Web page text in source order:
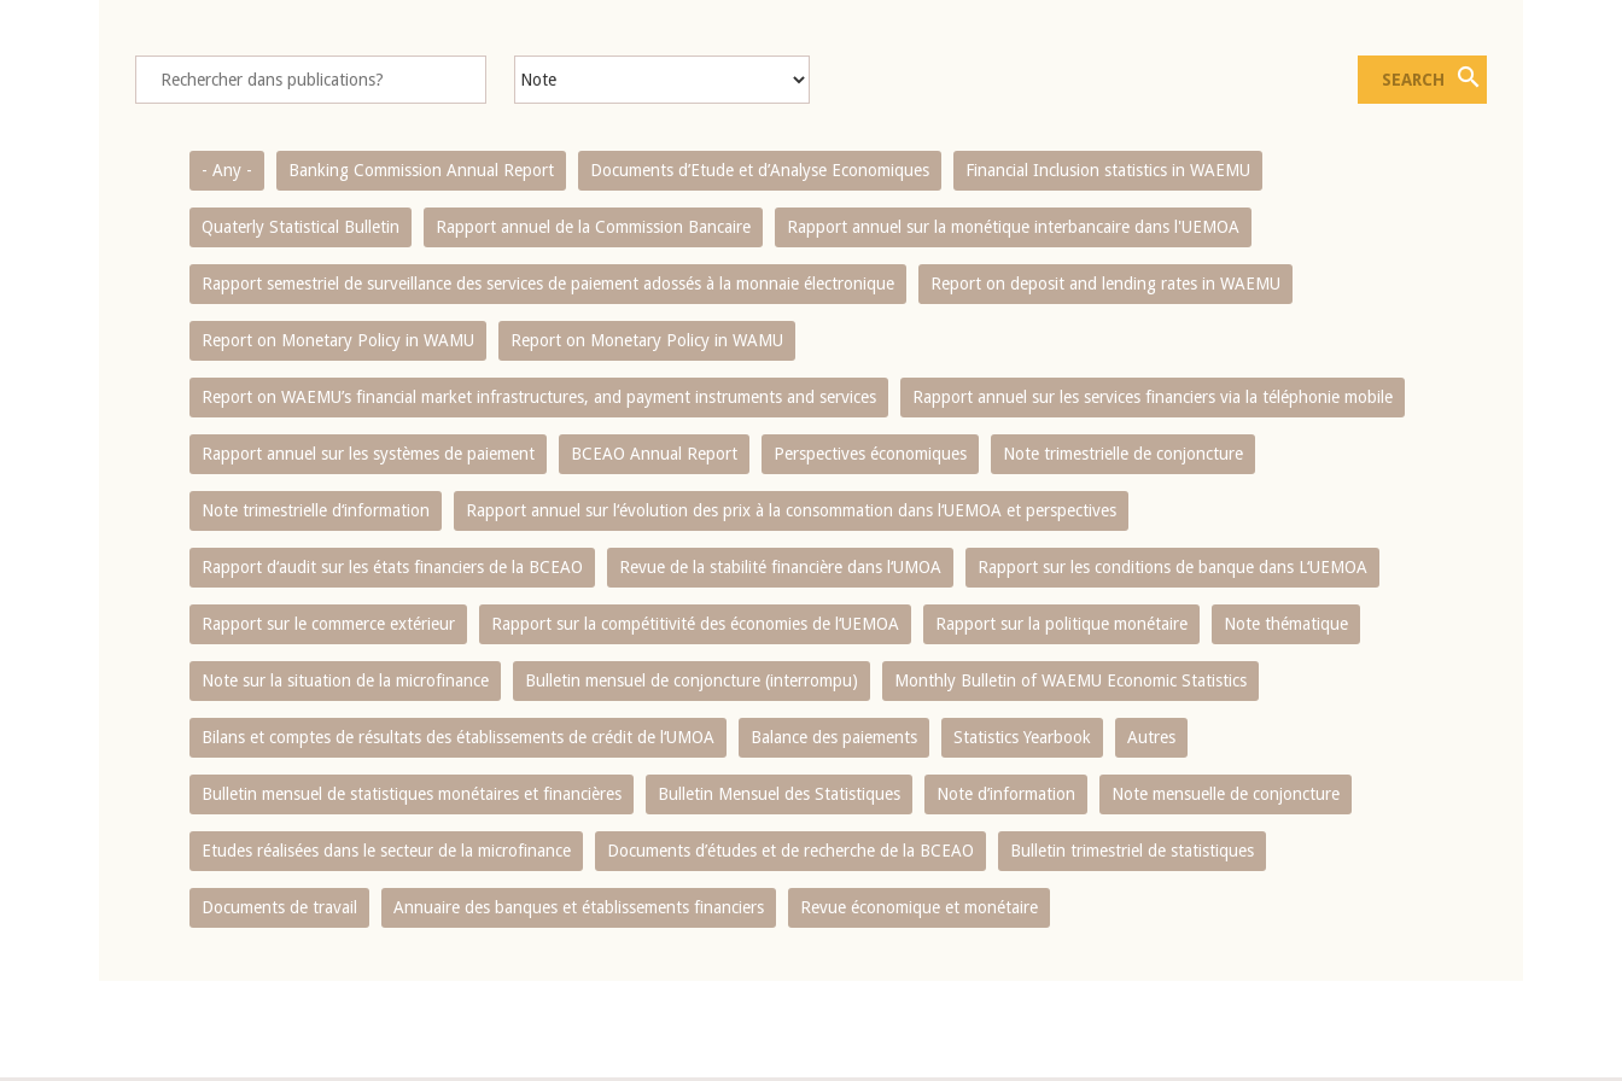
- Any - Banking Commission Annual Report Documents d’Etude et d’Analyse Economiques Financial Inclusion statistics in WAEMU
Quaterly Statistical Bulletin Rapport annuel de la Commission Bancaire Rapport annuel sur la monétique interbancaire dans l'UEMOA
Rapport semestriel de surveillance des services de paiement adossés à la monnaie électronique Report on deposit and lending rates in WAEMU
Report on Monetary Policy in WAMU Report on Monetary Policy in WAMU
Report on WAEMU’s financial market infrastructures, and payment instruments and services Rapport annuel sur les services financiers via la téléphonie mobile
Rapport annuel sur les systèmes de paiement BCEAO Annual Report Perspectives économiques Note trimestrielle de conjoncture
Note trimestrielle d‘information Rapport annuel sur l‘évolution des prix à la consommation dans l‘UEMOA et perspectives
Rapport d‘audit sur les états financiers de la BCEAO Revue de la stabilité financière dans l‘UMOA Rapport sur les conditions de banque dans L‘UEMOA
Rapport sur le commerce extérieur Rapport sur la compétitivité des économies de l‘UEMOA Rapport sur la politique monétaire Note thématique
Note sur la situation de la microfinance Bulletin mensuel de conjoncture (interrompu) Monthly Bulletin of WAEMU Economic Statistics
Bilans et comptes de résultats des établissements de crédit de l‘UMOA Balance des paiements Statistics Yearbook Autres
Bulletin mensuel de statistiques monétaires et financières Bulletin Mensuel des Statistiques Note d’information Note mensuelle de conjoncture
Etudes réalisées dans le secteur de la microfinance Documents d’études et de recherche de la BCEAO Bulletin trimestriel de statistiques
Documents de travail Annuaire des banques et établissements financiers Revue économique et monétaire